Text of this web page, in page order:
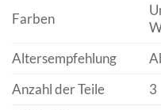
Farben
Altersempfehlung
Anzahl der Teile
3